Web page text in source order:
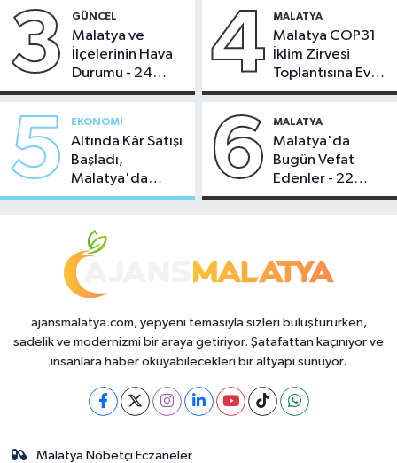
3 GÜNCEL
Malatya ve
İlçelerinin Hava
Durumu - 24
Temmuz 2026
4 MALATYA
Malatya COP31
İklim Zirvesi
Toplantısına Ev
Sahipliği Yaptı
5 EKONOMI
Altında Kâr Satışı
Başladı,
Malatya'da
Makas Ne
6 MALATYA
Malatya'da
Bugün Vefat
Edenler - 22
Temmuz 2026
ajansmalatya.com, yepyeni temasıyla sizleri buluştururken,
sadelik ve modernizmi bir araya getiriyor. Şatafattan kaçınıyor ve
insanlara haber okuyabilecekleri bir altyapı sunuyor.
Malatya Nöbetçi Eczaneler